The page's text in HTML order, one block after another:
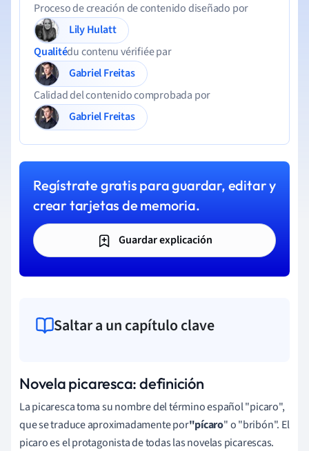
Proceso de creación de contenido diseñado por
Lily Hulatt
Qualitédu contenu vérifiée par
Gabriel Freitas
Calidad del contenido comprobada por
Gabriel Freitas
Regístrate gratis para guardar, editar y
crear tarjetas de memoria.
Guardar explicación
Saltar a un capítulo clave
Novela picaresca: definición
La picaresca toma su nombre del término español "picaro",
que se traduce aproximadamente por"pícaro" o "bribón". El
picaro es el protagonista de todas las novelas picarescas.